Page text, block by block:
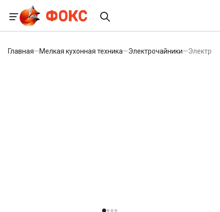
Главная—Мелкая кухонная техника—Электрочайники—